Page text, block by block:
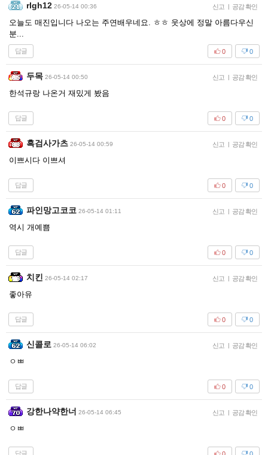
rlgh12 26-05-14 00:36 신고 | 공감 확인
오늘도 매진입니다 나오는 주연배우네요. ㅎㅎ 웃상에 정말 아름다우신
분...
답글 0
0
두목 26-05-14 00:50 신고 | 공감 확인
한석규랑 나온거 재밌게 봤음
답글 0
0
흑검사가츠 26-05-14 00:59 신고 | 공감 확인
이쁘시다 이쁘셔
답글 0
0
파인망고코코 26-05-14 01:11 신고 | 공감 확인
역시 개예쁨
답글 0
0
치킨 26-05-14 02:17 신고 | 공감 확인
좋아유
답글 0
0
신콜로 26-05-14 06:02 신고 | 공감 확인
ㅇㅃ
답글 0
0
강한나약한너 26-05-14 06:45 신고 | 공감 확인
ㅇㅃ
답글 0
0